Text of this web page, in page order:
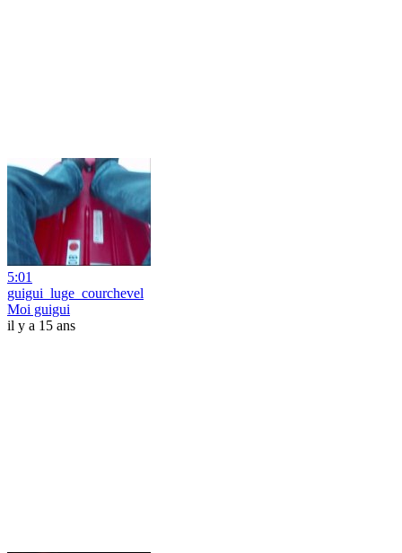
5:01
guigui_luge_courchevel
Moi guigui
il y a 15 ans